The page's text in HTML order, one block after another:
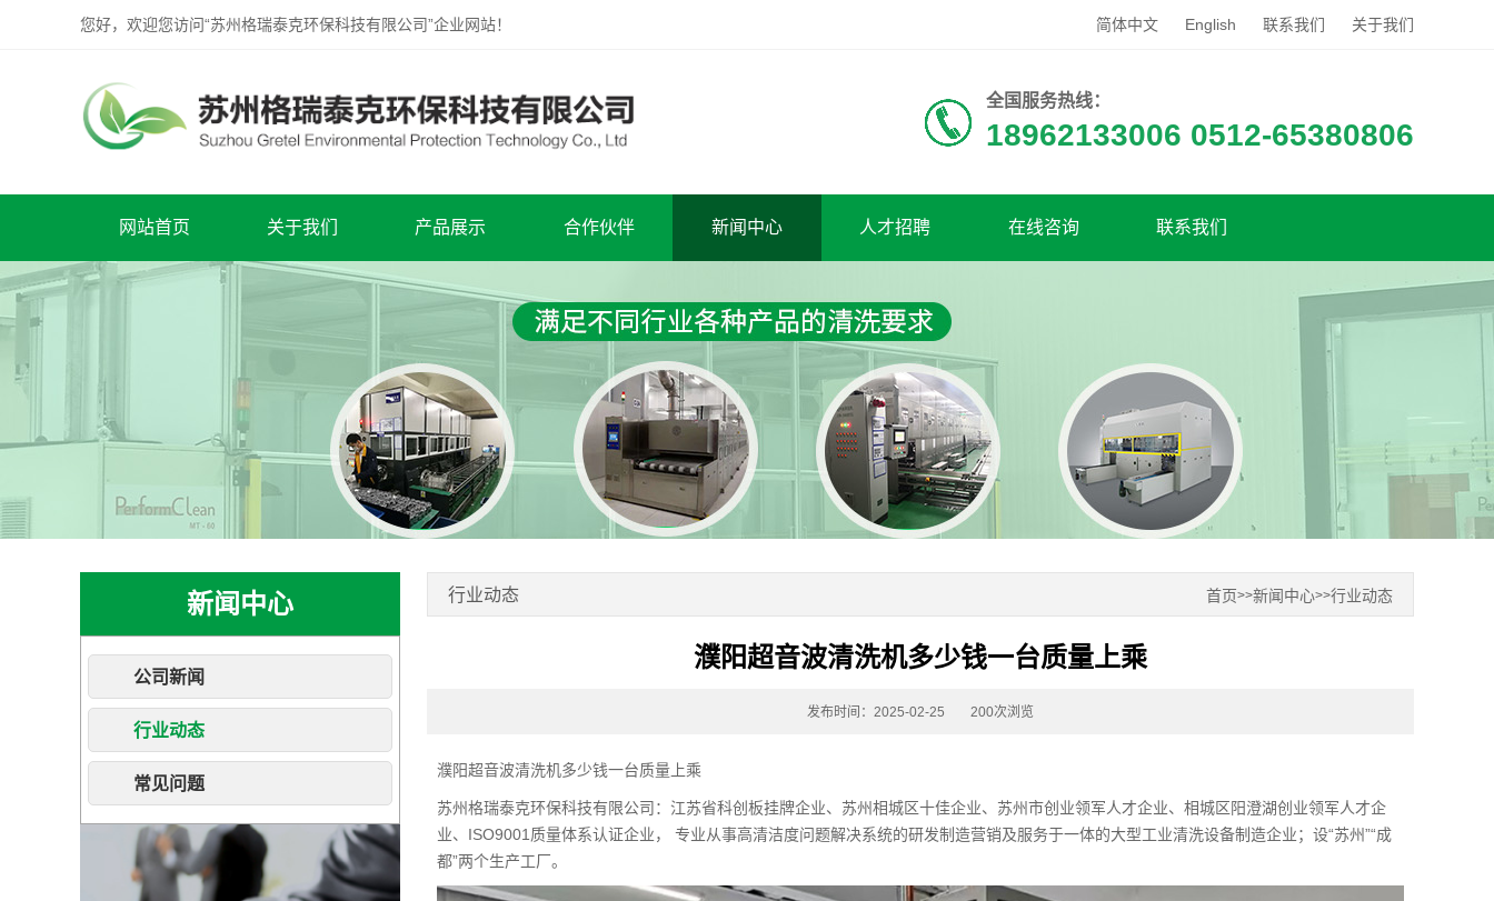
您好，欢迎您访问“苏州格瑞泰克环保科技有限公司”企业网站！ 简体中文 English 联系我们 关于我们
全国服务热线：
18962133006 0512-65380806
网站首页 关于我们 产品展示 合作伙伴 新闻中心 人才招聘 在线咨询 联系我们
新闻中心
公司新闻
行业动态
常见问题
行业动态 首页>>新闻中心>>行业动态
濮阳超音波清洗机多少钱一台质量上乘
发布时间：2025-02-25 200次浏览
濮阳超音波清洗机多少钱一台质量上乘
苏州格瑞泰克环保科技有限公司：江苏省科创板挂牌企业、苏州相城区十佳企业、苏州市创业领军人才企业、相城区阳澄湖创业领军人才企
业、ISO9001质量体系认证企业， 专业从事高清洁度问题解决系统的研发制造营销及服务于一体的大型工业清洗设备制造企业；设“苏州”“成
都”两个生产工厂。